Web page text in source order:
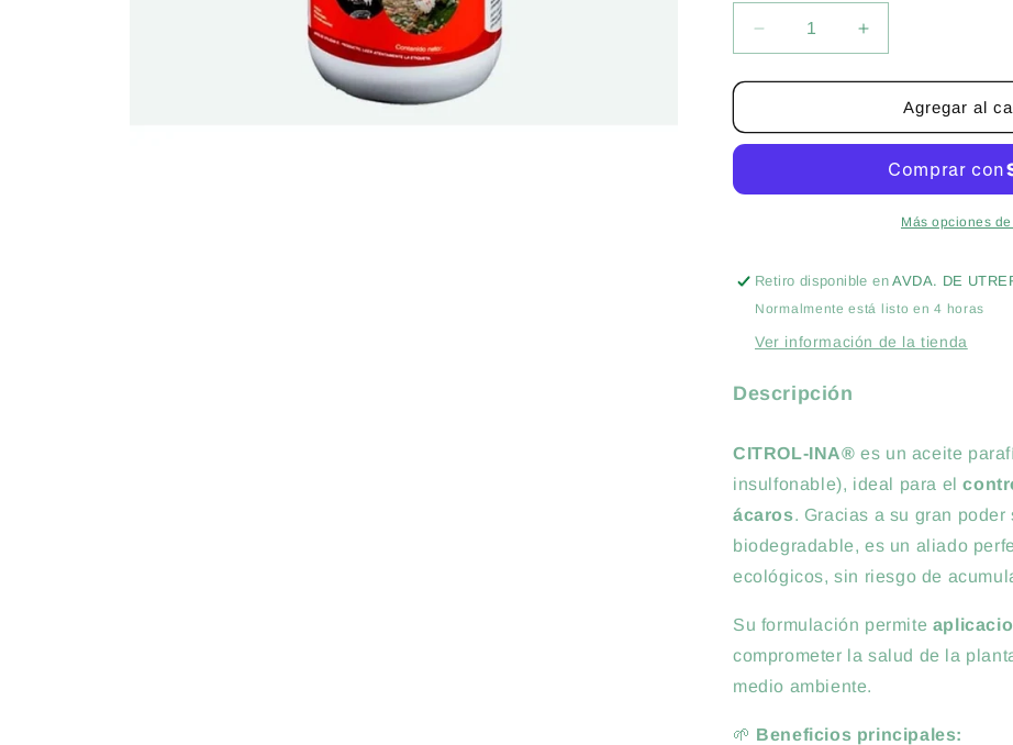
Reducir
cantidad
para
DE
ECOLÓGICO
PULGONES,
COCHINILLAS
Y
Aumentar
cantidad
para
ACEITE
DE
INSECTICIDA
ECOLÓGICO
CITROLINA
PULGONES,
COCHINILLAS
Y
Agregar al
Más opciones
Retiro disponible enAVDA. DE
Normalmente está listo en 4 horas
Ver información de la tienda
Descripción
CITROL-INA® es un aceite
insulfonable), ideal para el
ácaros. Gracias a su gran
biodegradable, es un aliado
ecológicos, sin riesgo de
Su formulación permite
comprometer la salud de la
medio ambiente.
🌱 Beneficios principales: